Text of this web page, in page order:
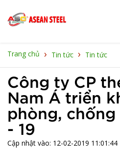
Trang chủ › Tin tức › Tin tức
Công ty CP
Nam Á triển
phòng, chống
- 19
Cập nhật vào: 12-02-2019 11:01:44